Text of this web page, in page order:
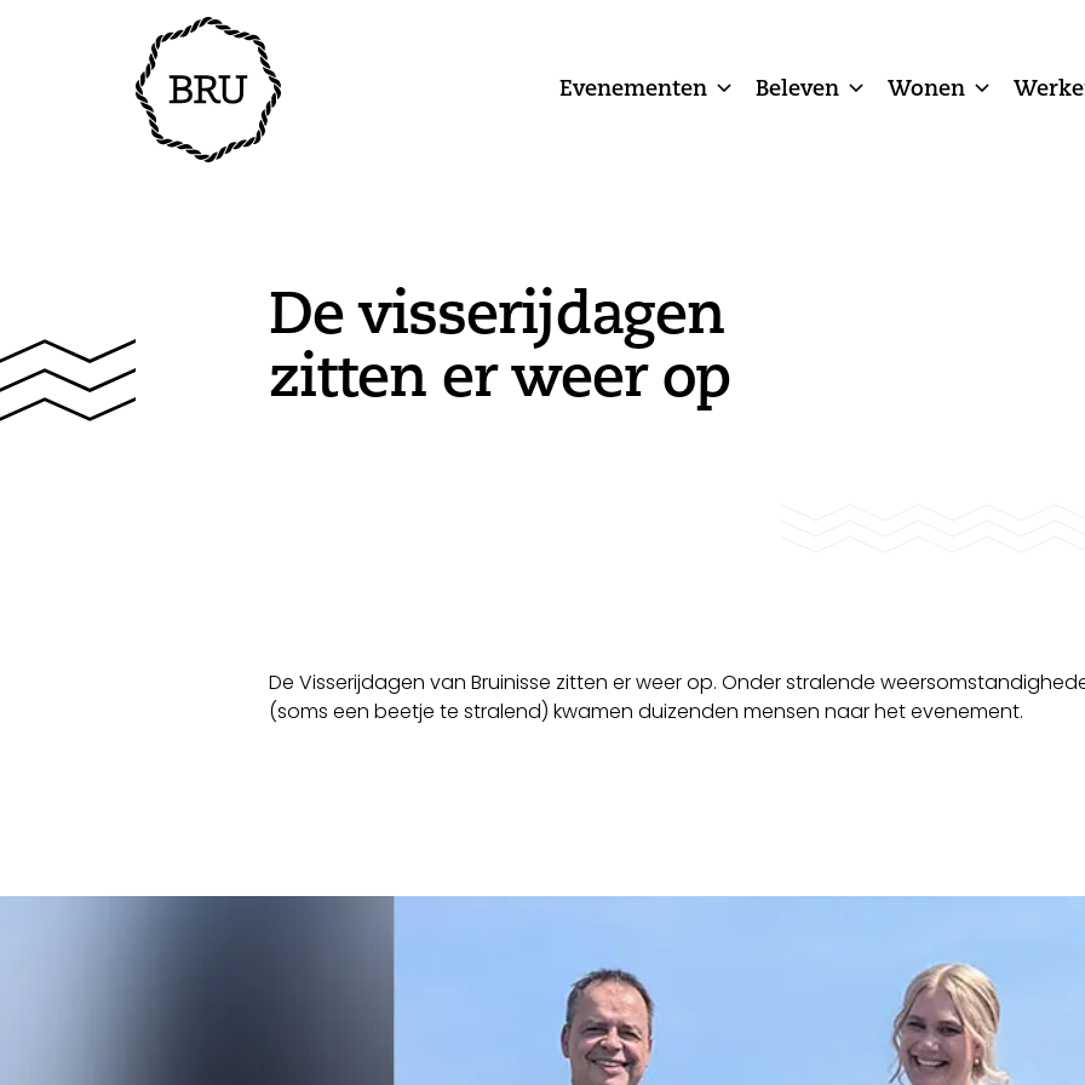
Evenementen Beleven Wonen
De visserijdagen
zitten er weer op
De Visserijdagen van Bruinisse zitten er weer op. Onder stralende
(soms een beetje te stralend) kwamen duizenden mensen naar het evenement.